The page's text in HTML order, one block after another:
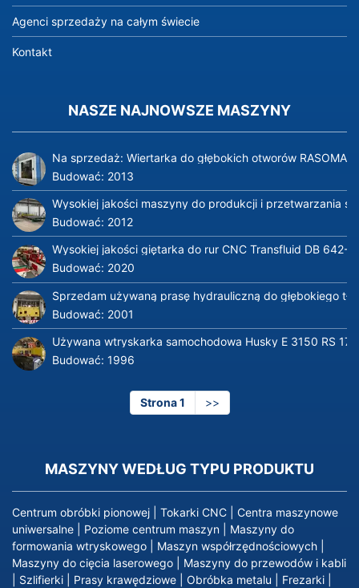
Agenci sprzedaży na całym świecie
Kontakt
NASZE NAJNOWSZE MASZYNY
Na sprzedaż: Wiertarka do głębokich otworów RASOMA
Budować: 2013
Wysokiej jakości maszyny do produkcji i przetwarzania
Budować: 2012
Wysokiej jakości giętarka do rur CNC Transfluid DB 642-
Budować: 2020
Sprzedam używaną prasę hydrauliczną do głębokiego
Budować: 2001
Używana wtryskarka samochodowa Husky E 3150 RS 170
Budować: 1996
Strona 1
Następna
strona
>>
MASZYNY WEDŁUG TYPU PRODUKTU
Centrum obróbki pionowej Tokarki CNC
Centra maszynowe
uniwersalne
Poziome centrum maszyn
Maszyny do
formowania wtryskowego
Maszyn współrzędnościowych
Maszyny do cięcia laserowego
Maszyny do przewodów i kabli
Szlifierki Prasy krawędziowe Obróbka metalu Frezarki